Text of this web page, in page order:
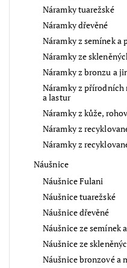
Náramky tuarežské
Náramky dřevěné
Náramky z semínek a
Náramky ze
Náramky z bronzu a
Náramky z přírodních
a lastur
Náramky z kůže,
Náramky z
Náramky z
Náušnice
Náušnice Fulani
Náušnice tuarežské
Náušnice dřevěné
Náušnice ze semínek
Náušnice ze
Náušnice bronzové a